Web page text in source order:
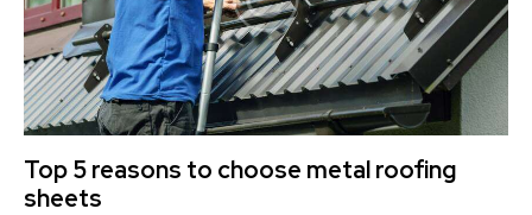
Top 5 reasons to choose metal roofing
sheets